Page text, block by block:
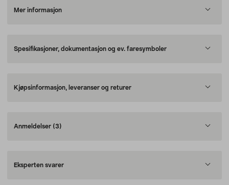
Mer informasjon
Spesifikasjoner, dokumentasjon og ev. faresymboler
Kjøpsinformasjon, leveranser og returer
Anmeldelser (3)
Eksperten svarer